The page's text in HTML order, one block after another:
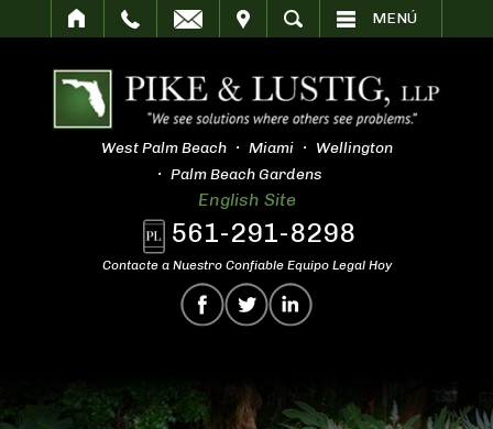
BUSCAR MENÚ
West Palm Beach Miami
Wellington
Palm Beach Gardens
English Site
561-291-8298
Contacte a Nuestro Confiable Equipo Legal Hoy